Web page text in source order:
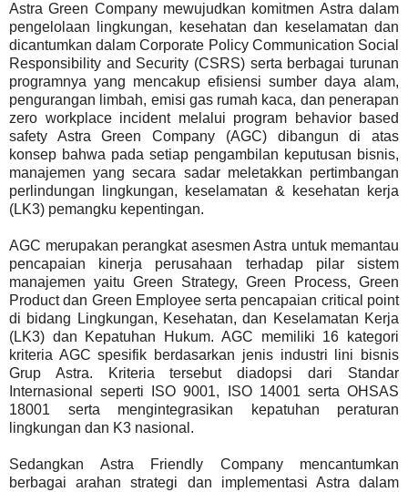
Astra Green Company mewujudkan komitmen Astra dalam
pengelolaan lingkungan, kesehatan dan keselamatan dan
dicantumkan dalam Corporate Policy Communication Social
Responsibility and Security (CSRS) serta berbagai turunan
programnya yang mencakup efisiensi sumber daya alam,
pengurangan limbah, emisi gas rumah kaca, dan penerapan
zero workplace incident melalui program behavior based
safety Astra Green Company (AGC) dibangun di atas
konsep bahwa pada setiap pengambilan keputusan bisnis,
manajemen yang secara sadar meletakkan pertimbangan
perlindungan lingkungan, keselamatan & kesehatan kerja
(LK3) pemangku kepentingan.
AGC merupakan perangkat asesmen Astra untuk memantau
pencapaian kinerja perusahaan terhadap pilar sistem
manajemen yaitu Green Strategy, Green Process, Green
Product dan Green Employee serta pencapaian critical point
di bidang Lingkungan, Kesehatan, dan Keselamatan Kerja
(LK3) dan Kepatuhan Hukum. AGC memiliki 16 kategori
kriteria AGC spesifik berdasarkan jenis industri lini bisnis
Grup Astra. Kriteria tersebut diadopsi dari Standar
Internasional seperti ISO 9001, ISO 14001 serta OHSAS
18001 serta mengintegrasikan kepatuhan peraturan
lingkungan dan K3 nasional.
Sedangkan Astra Friendly Company mencantumkan
berbagai arahan strategi dan implementasi Astra dalam